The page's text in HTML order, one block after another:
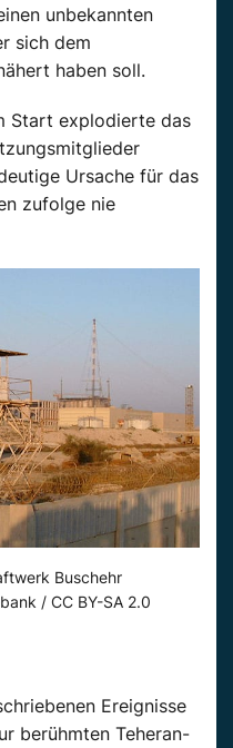
unbekannten
sich dem
haben soll.
Start explodierte das
Ursache für das
zufolge nie
Buschehr
/ CC BY-SA 2.0
Ereignisse
berühmten Teheran-